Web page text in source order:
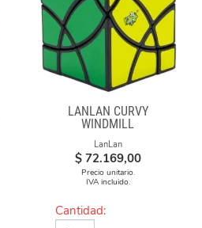
LANLAN CURVY
WINDMILL
LanLan
$ 72.169,00
Precio unitario.
IVA incluido.
Cantidad: